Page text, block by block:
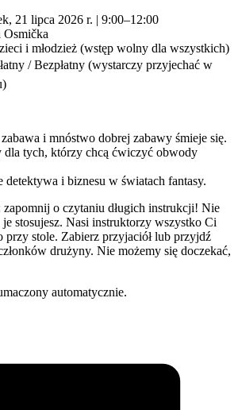
21 lipca 2026 r. | 9:00–12:00
Osmička
i młodzież (wstęp wolny dla wszystkich)
/ Bezpłatny (wystarczy przyjechać w
i mnóstwo dobrej zabawy śmieje się.
dla tych, którzy chcą ćwiczyć obwody
detektywa i biznesu w światach fantasy.
o czytaniu długich instrukcji! Nie
je stosujesz. Nasi instruktorzy wszystko Ci
przy stole. Zabierz przyjaciół lub przyjdź
drużyny. Nie możemy się doczekać,
automatycznie.